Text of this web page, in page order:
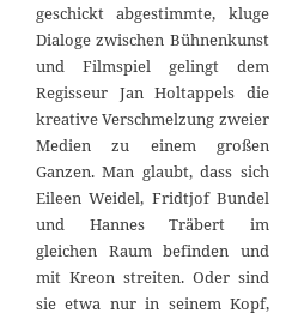
geschickt abgestimmte, kluge
Dialoge zwischen Bühnenkunst
und Filmspiel gelingt dem
Regisseur Jan Holtappels die
kreative Verschmelzung zweier
Medien zu einem großen
Ganzen. Man glaubt, dass sich
Eileen Weidel, Fridtjof Bundel
und Hannes Träbert im
gleichen Raum befinden und
mit Kreon streiten. Oder sind
sie etwa nur in seinem Kopf,